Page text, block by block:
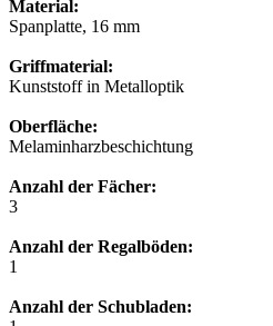
Material:
Spanplatte, 16 mm
Griffmaterial:
Kunststoff in Metalloptik
Oberfläche:
Melaminharzbeschichtung
Anzahl der Fächer:
3
Anzahl der Regalböden:
1
Anzahl der Schubladen: